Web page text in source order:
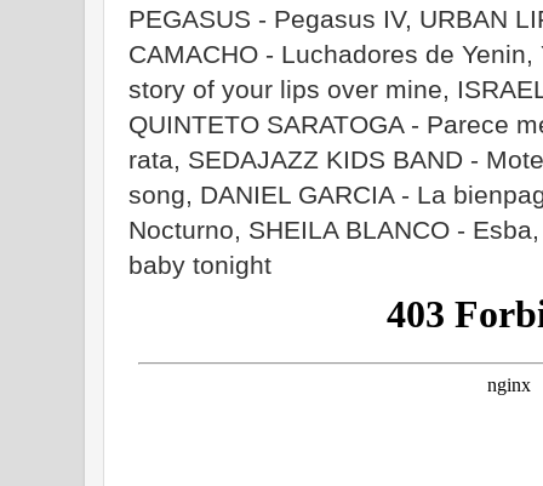
PEGASUS - Pegasus IV, URBAN
CAMACHO - Luchadores de
story of your lips over mine,
QUINTETO SARATOGA - Parece
rata, SEDAJAZZ KIDS BAND -
song, DANIEL GARCIA - La
Nocturno, SHEILA BLANCO -
baby tonight